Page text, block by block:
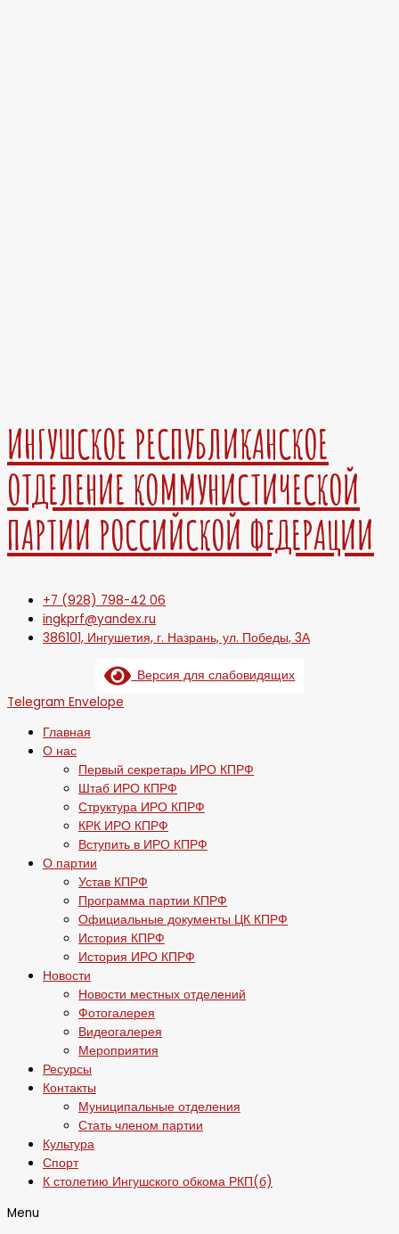
ИНГУШСКОЕ РЕСПУБЛИКАНСКОЕ
ОТДЕЛЕНИЕ КОММУНИСТИЧЕСКОЙ
ПАРТИИ РОССИЙСКОЙ ФЕДЕРАЦИИ
+7 (928) 798-42 06
ingkprf@yandex.ru
386101, Ингушетия, г. Назрань, ул. Победы, 3А
Версия для слабовидящих
Telegram Envelope
Главная
О нас
Первый секретарь ИРО КПРФ
Штаб ИРО КПРФ
Структура ИРО КПРФ
КРК ИРО КПРФ
Вступить в ИРО КПРФ
О партии
Устав КПРФ
Программа партии КПРФ
Официальные документы ЦК КПРФ
История КПРФ
История ИРО КПРФ
Новости
Новости местных отделений
Фотогалерея
Видеогалерея
Мероприятия
Ресурсы
Контакты
Муниципальные отделения
Стать членом партии
Культура
Спорт
К столетию Ингушского обкома РКП(б)
Menu